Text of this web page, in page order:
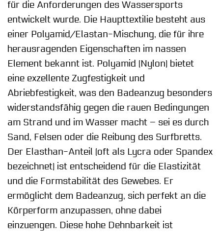
für die Anforderungen des Wassersports
entwickelt wurde. Die Haupttextilie besteht aus
einer Polyamid/Elastan-Mischung, die für ihre
herausragenden Eigenschaften im nassen
Element bekannt ist. Polyamid (Nylon) bietet
eine exzellente Zugfestigkeit und
Abriebfestigkeit, was den Badeanzug besonders
widerstandsfähig gegen die rauen Bedingungen
am Strand und im Wasser macht – sei es durch
Sand, Felsen oder die Reibung des Surfbretts.
Der Elasthan-Anteil (oft als Lycra oder Spandex
bezeichnet) ist entscheidend für die Elastizität
und die Formstabilität des Gewebes. Er
ermöglicht dem Badeanzug, sich perfekt an die
Körperform anzupassen, ohne dabei
einzuengen. Diese hohe Dehnbarkeit ist